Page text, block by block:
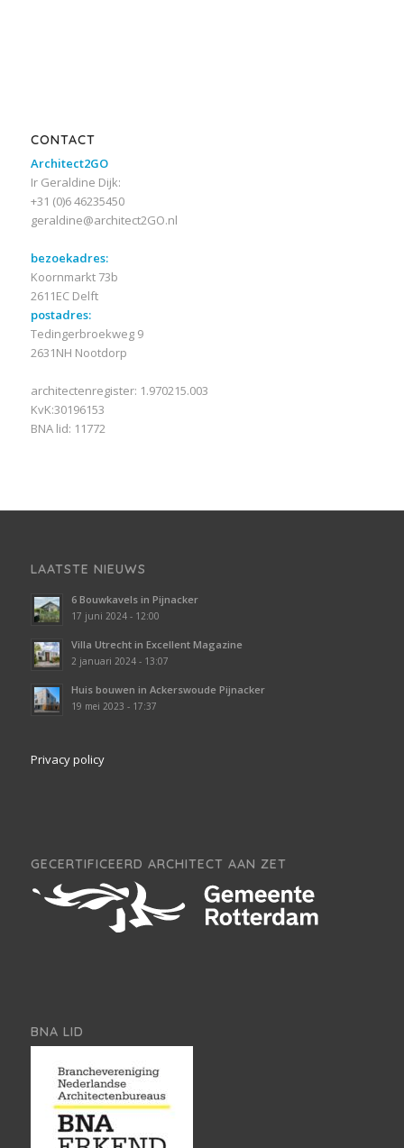
CONTACT
Architect2GO
Ir Geraldine Dijk:
+31 (0)6 46235450
geraldine@architect2GO.nl
bezoekadres:
Koornmarkt 73b
2611EC Delft
postadres:
Tedingerbroekweg 9
2631NH Nootdorp
architectenregister: 1.970215.003
KvK:30196153
BNA lid: 11772
LAATSTE NIEUWS
6 Bouwkavels in Pijnacker
17 juni 2024 - 12:00
Villa Utrecht in Excellent Magazine
2 januari 2024 - 13:07
Huis bouwen in Ackerswoude Pijnacker
19 mei 2023 - 17:37
Privacy policy
GECERTIFICEERD ARCHITECT AAN ZET
BNA LID